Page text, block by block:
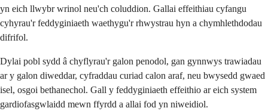
yn eich llwybr wrinol neu'ch coluddion. Gallai effeithiau cyfangu
cyhyrau'r feddyginiaeth waethygu'r rhwystrau hyn a chymhlethdodau
difrifol.
Dylai pobl sydd â chyflyrau'r galon penodol, gan gynnwys trawiadau
ar y galon diweddar, cyfraddau curiad calon araf, neu bwysedd gwaed
isel, osgoi bethanechol. Gall y feddyginiaeth effeithio ar eich system
gardiofasgwlaidd mewn ffyrdd a allai fod yn niweidiol.